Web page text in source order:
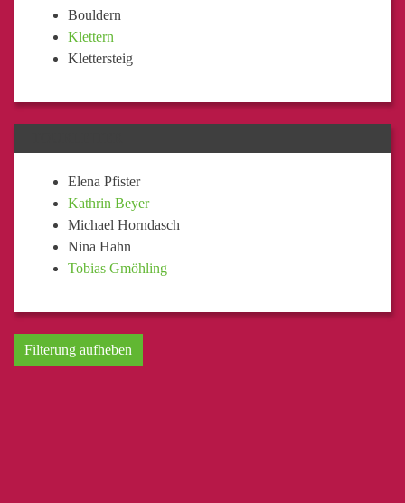
Bouldern
Klettern
Klettersteig
Elena Pfister
Kathrin Beyer
Michael Horndasch
Nina Hahn
Tobias Gmöhling
Filterung aufheben